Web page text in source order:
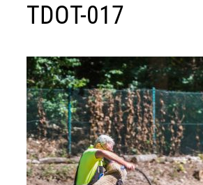
TDOT-017